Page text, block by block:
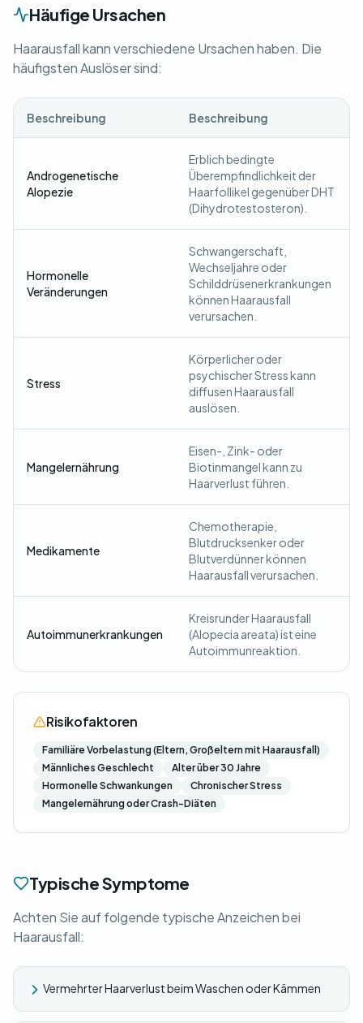
Häufige Ursachen
Haarausfall kann verschiedene Ursachen haben. Die
häufigsten Auslöser sind:
Beschreibung Beschreibung
Androgenetische
Alopezie
Erblich bedingte
Überempfindlichkeit der
Haarfollikel gegenüber DHT
(Dihydrotestosteron).
Hormonelle
Veränderungen
Schwangerschaft,
Wechseljahre oder
Schilddrüsenerkrankungen
können Haarausfall
verursachen.
Stress
Körperlicher oder
psychischer Stress kann
diffusen Haarausfall
auslösen.
Mangelernährung
Eisen-, Zink- oder
Biotinmangel kann zu
Haarverlust führen.
Medikamente
Chemotherapie,
Blutdrucksenker oder
Blutverdünner können
Haarausfall verursachen.
Autoimmunerkrankungen
Kreisrunder Haarausfall
(Alopecia areata) ist eine
Autoimmunreaktion.
Risikofaktoren
Familiäre Vorbelastung (Eltern, Großeltern mit Haarausfall)
Männliches Geschlecht
Alter über 30 Jahre
Hormonelle Schwankungen
Chronischer Stress
Mangelernährung oder Crash-Diäten
Typische Symptome
Achten Sie auf folgende typische Anzeichen bei
Haarausfall:
Vermehrter Haarverlust beim Waschen oder Kämmen